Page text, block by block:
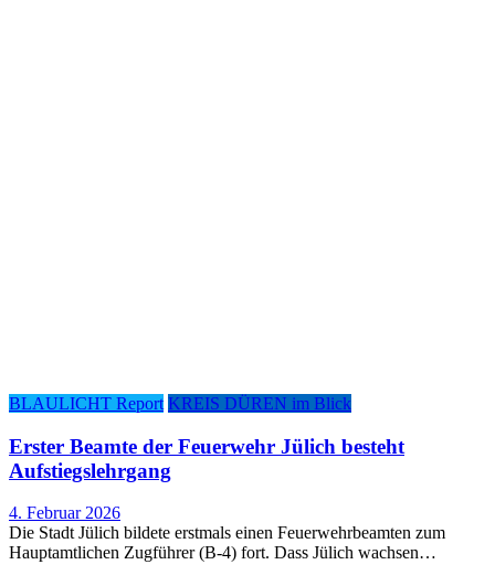
BLAULICHT Report KREIS DÜREN im Blick
Ers­ter Beam­te der Feu­er­wehr Jülich besteht
Aufstiegslehrgang
4. Februar 2026
Die Stadt Jülich bildete erstmals einen Feuerwehrbeamten zum
Hauptamtlichen Zugführer (B-4) fort. Dass Jülich wachsen…